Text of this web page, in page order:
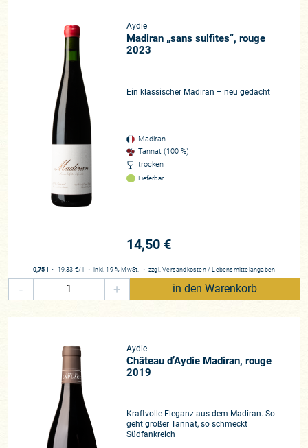
Winzer*in
Rotweinen abgeht: Frische.
Den Winzern im Madiran hat nicht zuletzt die Erkenntnis zum
Erfolg verholfen, die ausgetretenen Pfade zu verlassen und
auf Eleganz statt nur auf pure Kraft zu setzen. Die
Musketiere der Gascogne haben den schweren Säbel gegen
das Florett getauscht, und wenn die Tannine eines modernen
Tannats ihre Wirkung am Gaumen entfalten, dann bewegen
sie sich dort so elegant wie ein Sportfechter auf der Planche
und setzen einen Wirkungstreffer nach dem anderen.
Schöner kann man sich mit Gerbstoffen nicht duellieren, wie
sie sich fast unbemerkt herantasten, um dann am Gaumen
Druck zu machen, dem Schluck Dynamik und dem
Und all diese so gerühmten Eigenschaften vereint der Tannat
mit der Gabe, dass „seine aus ihm gewonnenen Weine
unermüdliche Kämpfer gegen die Zeit sind. Manche
Exemplare öffnen sich erst nach zehn Jahren und sind dann
eigentlichen Wert gehandelt.“ (FAS)
Viel Spaß also mit unserem Musketier aus dem Madiran, der
die etablierte Konkurrenz aus dem Bordelais das Fürchten
À la votre!
Aydie
Madiran „sans sulfites“, rouge
2023
Ein klassischer Madiran – neu gedacht
Madiran
Tannat (100 %)
trocken
Lieferbar
14,50 €
0,75 l ・ 19,33 €/ l ・inkl. 19 % MwSt. ・ zzgl.Versandkosten / Lebensmittelangaben
- + in den Warenkorb
Aydie
Château d’Aydie Madiran, rouge
2019
Kraftvolle Eleganz aus dem Madiran. So
geht großer Tannat, so schmeckt
Südfankreich